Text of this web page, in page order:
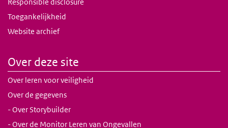
Toegankelijkheid
Website archief
Over deze site
Over leren voor veiligheid
Over de gegevens
- Over Storybuilder
- Over de Monitor Leren van Ongevallen